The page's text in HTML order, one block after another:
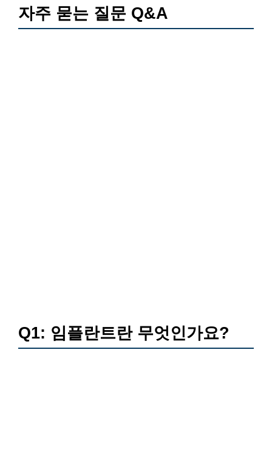
자주 묻는 질문 Q&A
Q1: 임플란트란 무엇인가요?